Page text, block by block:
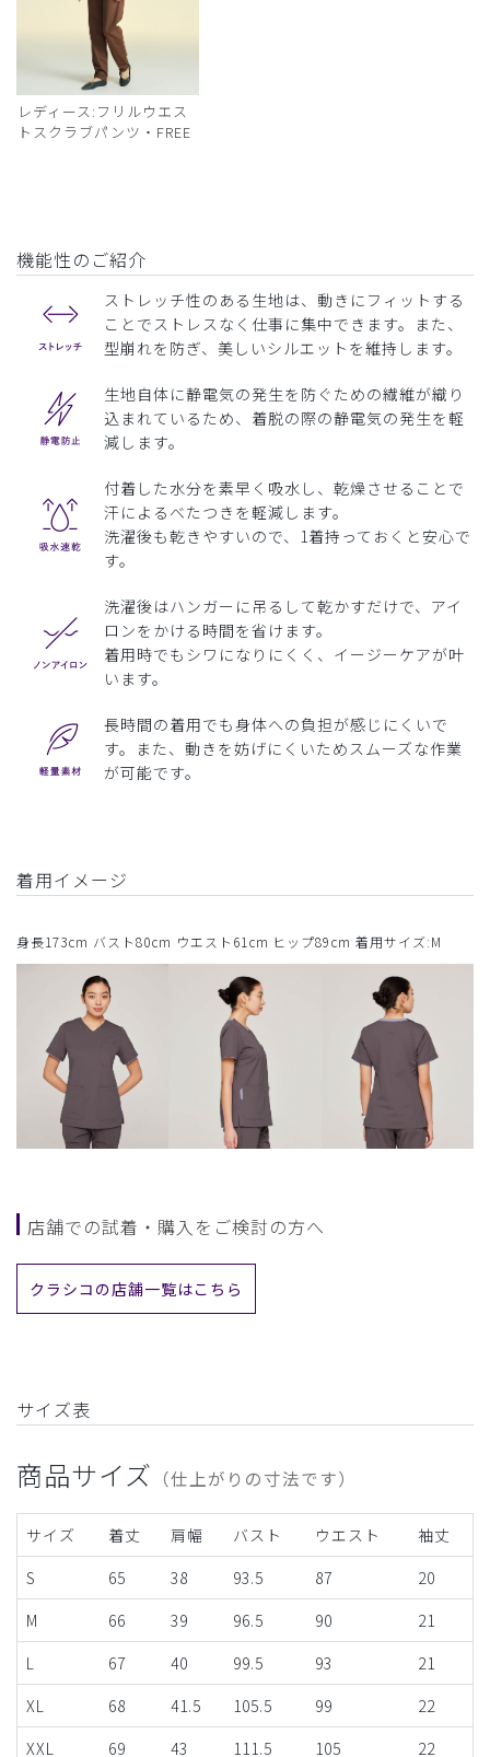
レディース:フリルウエス
トスクラブパンツ・FREE
機能性のご紹介
ストレッチ性のある生地は、動きにフィットする
ことでストレスなく仕事に集中できます。また、
型崩れを防ぎ、美しいシルエットを維持します。
生地自体に静電気の発生を防ぐための繊維が織り
込まれているため、着脱の際の静電気の発生を軽
減します。
付着した水分を素早く吸水し、乾燥させることで
汗によるべたつきを軽減します。
洗濯後も乾きやすいので、1着持っておくと安心で
す。
洗濯後はハンガーに吊るして乾かすだけで、アイ
ロンをかける時間を省けます。
着用時でもシワになりにくく、イージーケアが叶
います。
長時間の着用でも身体への負担が感じにくいで
す。また、動きを妨げにくいためスムーズな作業
が可能です。
着用イメージ
身長173cm バスト80cm ウエスト61cm ヒップ89cm 着用サイズ:M
店舗での試着・購入をご検討の方へ
クラシコの店舗一覧はこちら
サイズ表
商品サイズ （仕上がりの寸法です）
サイズ 着丈 肩幅 バスト ウエスト
袖丈
S
65 38 93.5 87
20
M
66 39 96.5 90
21
L
67 40 99.5 93
21
XL
68 41.5 105.5 99
22
XXL
69 43 111.5 105 22